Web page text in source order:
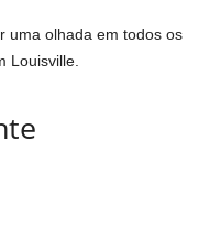
uma olhada em todos os
Louisville.